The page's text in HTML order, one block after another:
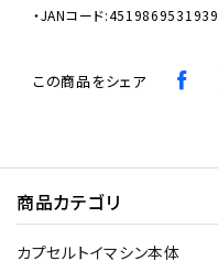
・JANコード:4519869531939
この商品をシェア
商品カテゴリ
カプセルトイマシン本体